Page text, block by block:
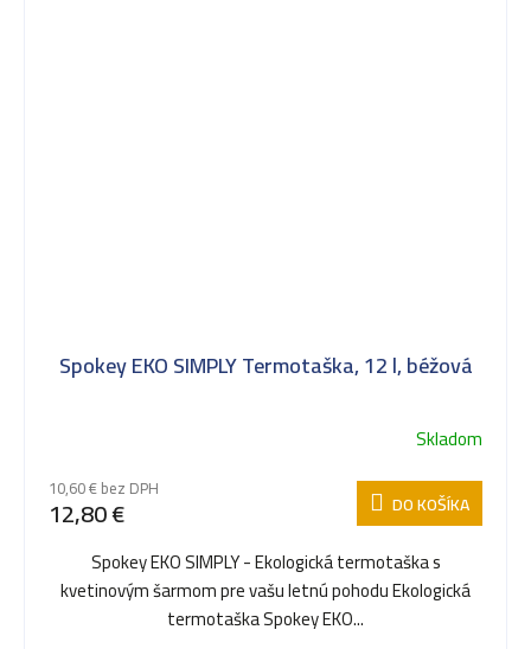
Spokey EKO SIMPLY Termotaška, 12 l, béžová
Skladom
10,60 € bez DPH
12,80 € DO KOŠÍKA
Spokey EKO SIMPLY - Ekologická termotaška s
kvetinovým šarmom pre vašu letnú pohodu Ekologická
termotaška Spokey EKO...